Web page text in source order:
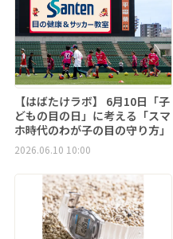
【はばたけラボ】 6月10日「子
どもの目の日」に考える「スマ
ホ時代のわが子の目の守り方」
2026.06.10 10:00